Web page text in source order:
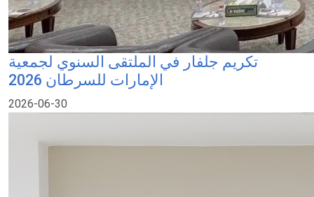
تكريم جلفار في الملتقى السنوي لجمعية
الإمارات للسرطان 2026
2026-06-30